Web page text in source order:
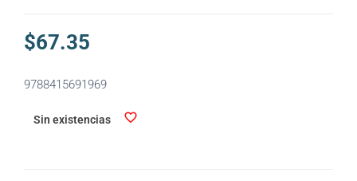
$67.35
9788415691969
Sin existencias